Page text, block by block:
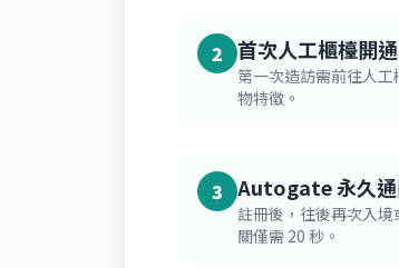
2 首次人工櫃檯開通
第一次造訪需前往人
物特徵。
3 Autogate 永久
註冊後，往後再次入
關僅需 20 秒。